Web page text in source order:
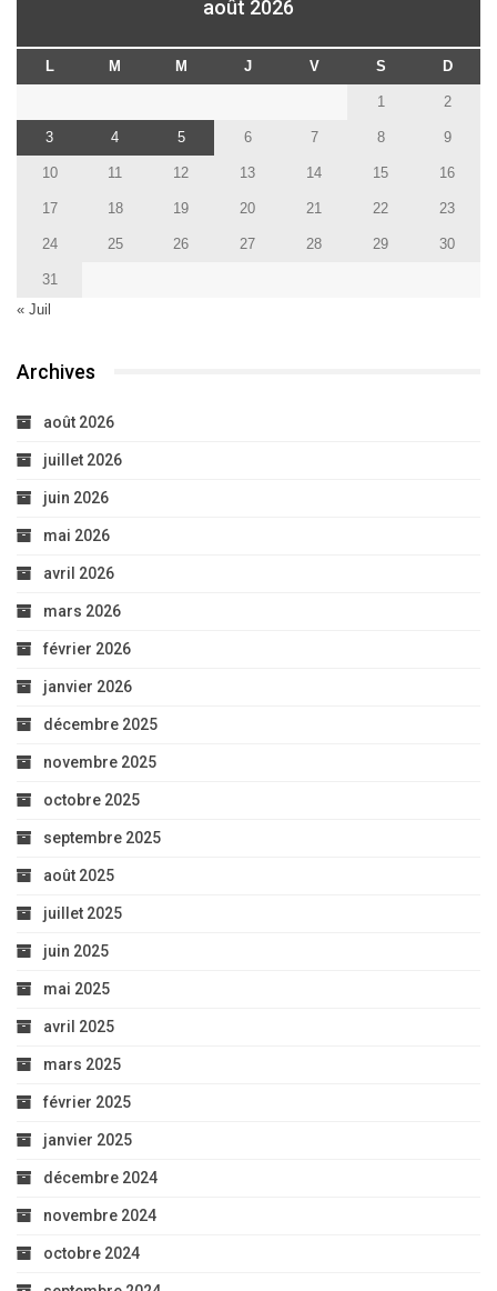
août 2026
L M M J V S D
1 2
3 4 5 6 7 8 9
10 11 12 13 14 15 16
17 18 19 20 21 22 23
24 25 26 27 28 29 30
31
« Juil
Archives
août 2026
juillet 2026
juin 2026
mai 2026
avril 2026
mars 2026
février 2026
janvier 2026
décembre 2025
novembre 2025
octobre 2025
septembre 2025
août 2025
juillet 2025
juin 2025
mai 2025
avril 2025
mars 2025
février 2025
janvier 2025
décembre 2024
novembre 2024
octobre 2024